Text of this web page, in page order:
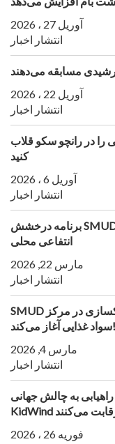
آوریل 27 ، 2026
انتشار اخبار
مسابقه می‌دهند
آوریل 22 ، 2026
انتشار اخبار
را در رانچو سکو قلاب
کنید
آوریل 6 ، 2026
انتشار اخبار
برنامه درخشش SMUD سرمایه گذاری $524,000 پروژه های غیر
انتفاعی محلی
مارس 22, 2026
انتشار اخبار
SMUD هفته درختکاری را با کاشت درختچه و پاکسازی در مرکز
سواد غذایی آغاز می‌کند!
مارس 4, 2026
انتشار اخبار
به چالش جهانی
فوریه 26 ، 2026